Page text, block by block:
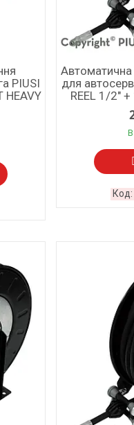
PIUSI
HEAVY
для
REEL 1/2"
В